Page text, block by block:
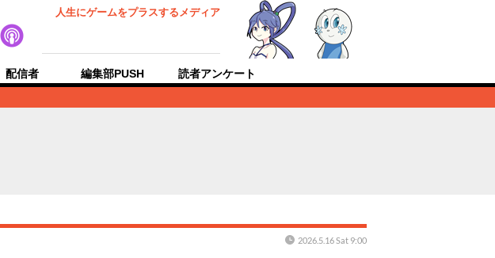
人生にゲームをプラスするメディア
配信者 編集部PUSH 読者アンケート
2026.5.16 Sat 9:00